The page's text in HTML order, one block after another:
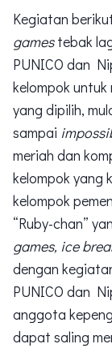
Kegiatan
gamestebak
PUNICO dan
kelompok
yang dipilih,
sampai
meriah dan
kelompok yang
kelompok
“Ruby-chan”
games, ice
dengan
PUNICO dan
anggota
dapat saling